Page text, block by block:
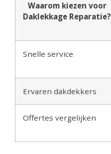
Waarom kiezen voor
Daklekkage Reparatie?
Snelle service
Ervaren dakdekkers
Offertes vergelijken